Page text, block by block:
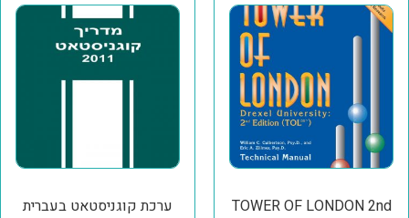
ערכת קוגניסטאט בעברית
TOWER OF LONDON 2nd